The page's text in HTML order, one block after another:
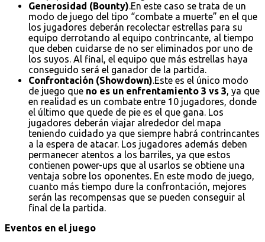
Generosidad (Bounty).En este caso se trata de un
modo de juego del tipo “combate a muerte” en el que
los jugadores deberán recolectar estrellas para su
equipo derrotando al equipo contrincante, al tiempo
que deben cuidarse de no ser eliminados por uno de
los suyos. Al final, el equipo que más estrellas haya
conseguido será el ganador de la partida.
Confrontación (Showdown).Este es el único modo
de juego que no es un enfrentamiento 3 vs 3, ya que
en realidad es un combate entre 10 jugadores, donde
el último que quede de pie es el que gana. Los
jugadores deberán viajar alrededor del mapa
teniendo cuidado ya que siempre habrá contrincantes
a la espera de atacar. Los jugadores además deben
permanecer atentos a los barriles, ya que estos
contienen power-ups que al usarlos se obtiene una
ventaja sobre los oponentes. En este modo de juego,
cuanto más tiempo dure la confrontación, mejores
serán las recompensas que se pueden conseguir al
final de la partida.
Eventos en el juego